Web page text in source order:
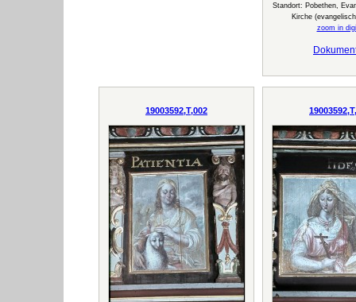
Standort: Pobethen,
Kirche
zoom in
19003592,T,002